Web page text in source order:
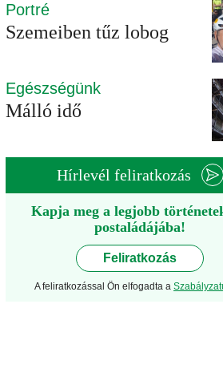
Portré
Szemeiben tűz lobog
Egészségünk
Málló idő
Hírlevél feliratkozás
Kapja meg a legjobb
postaládájába!
Feliratkozás
A feliratkozással Ön elfogadta a